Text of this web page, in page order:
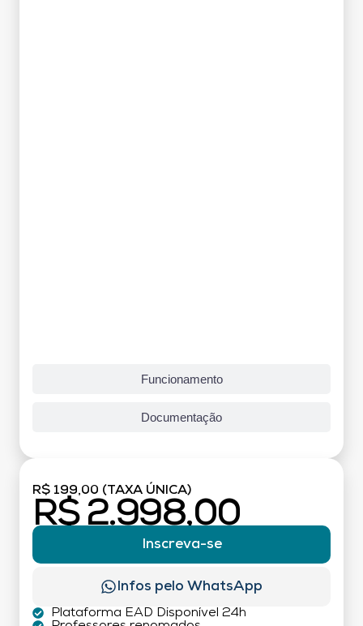
Funcionamento
Documentação
R$ 199,00 (TAXA ÚNICA)
R$ 2.998,00
Inscreva-se
Infos pelo WhatsApp
Plataforma EAD Disponível 24h